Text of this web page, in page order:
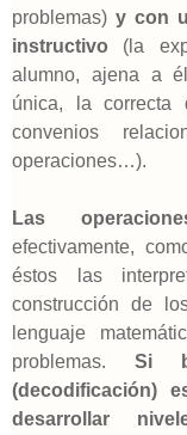
problemas) y con
instructivo (la
alumno, ajena a
única, la correcta
convenios
operaciones…).
Las
efectivamente,
éstos las
construcción de
lenguaje
problemas. Si
(decodificación)
desarrollar